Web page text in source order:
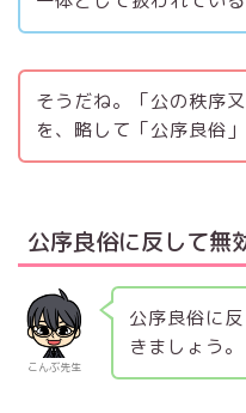
そうだね。「公の秩序
を、略して「公序良俗」
公序良俗に反して無
こんぶ先生
公序良俗に
きましょう。